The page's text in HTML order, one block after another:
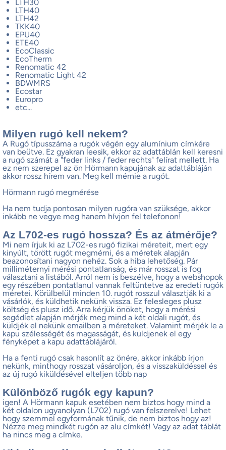
LTH30
LTH40
LTH42
TKK40
EPU40
ETE40
EcoClassic
EcoTherm
Renomatic 42
Renomatic Light 42
BDWMRS
Ecostar
Europro
etc...
Milyen rugó kell nekem?
A Rugó típusszáma a rugók végén egy alumínium címkére
van beütve. Ez gyakran leesik, ekkor az adattáblán kell keresni
a rugó számát a "feder links / feder rechts" felírat mellett. Ha
ez nem szerepel az ön Hörmann kapujának az adattábláján
akkor rossz hírem van. Meg kell mérnie a rugót.
Hörmann rugó megmérése
Ha nem tudja pontosan milyen rugóra van szüksége, akkor
inkább ne vegye meg hanem hívjon fel telefonon!
Az L702-es rugó hossza? És az átmérője?
Mi nem írjuk ki az L702-es rugó fizikai méreteit, mert egy
kinyúlt, törött rugót megmérni, és a méretek alapján
beazonosítani nagyon nehéz. Sok a hiba lehetőség. Pár
milliméternyi mérési pontatlanság, és már rosszat is fog
választani a listából. Arról nem is beszélve, hogy a webshopok
egy részében pontatlanul vannak feltüntetve az eredeti rugók
méretei. Körülbelül minden 10. rugót rosszul választják ki a
vásárlók, és küldhetik nekünk vissza. Ez felesleges plusz
költség és plusz idő. Arra kérjük önöket, hogy a mérési
segédlet alapján mérjék meg mind a két oldali rugót, és
küldjék el nekünk emailben a méreteket. Valamint mérjék le a
kapu szélességét és magasságát, és küldjenek el egy
fényképet a kapu adattáblájáról.
Ha a fenti rugó csak hasonlít az önére, akkor inkább írjon
nekünk, minthogy rosszat vásároljon, és a visszaküldéssel és
az új rugó kiküldésével elteljen több nap
Különböző rugók egy kapun?
igen! A Hörmann kapuk esetében nem biztos hogy mind a
két oldalon ugyanolyan (L702) rugó van felszerelve! Lehet
hogy szemmel egyformának tűnik, de nem biztos hogy az!
Nézze meg mindkét rugón az alu címkét! Vagy az adat táblát
ha nincs meg a címke.